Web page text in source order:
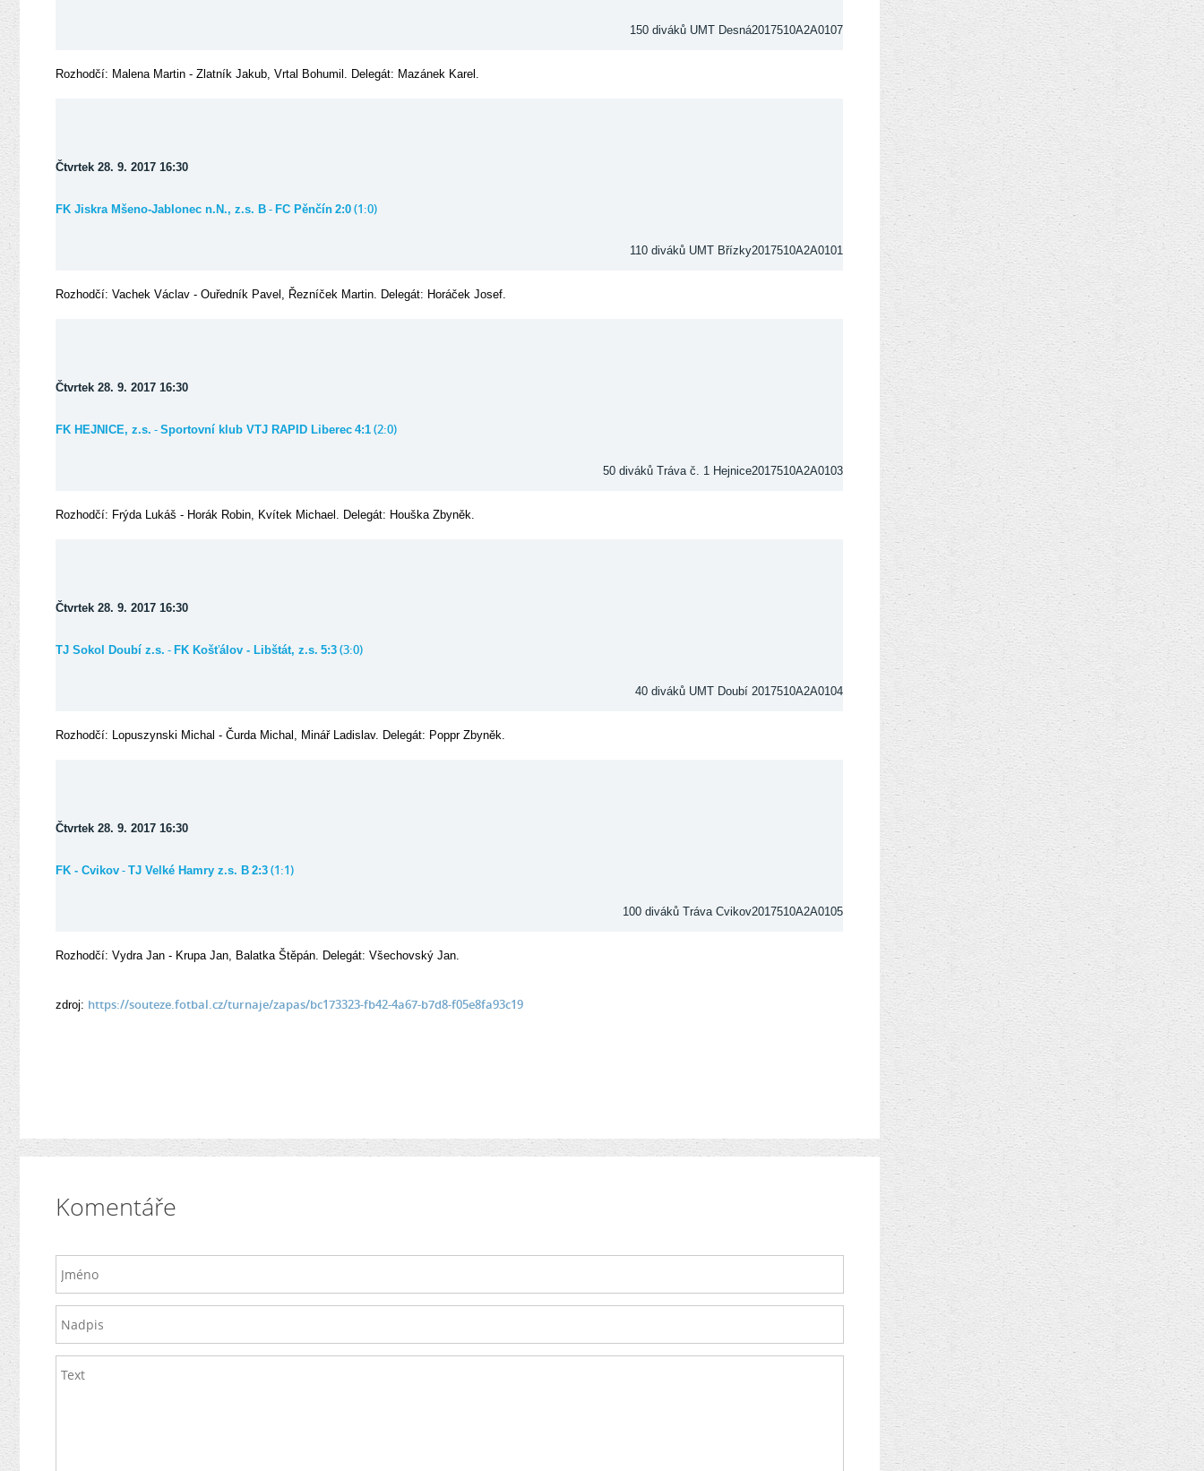
150 diváků UMT Desná2017510A2A0107
Rozhodčí: Malena Martin - Zlatník Jakub, Vrtal Bohumil. Delegát: Mazánek Karel.
Čtvrtek 28. 9. 2017 16:30
FK Jiskra Mšeno-Jablonec n.N., z.s. B - FC Pěnčín 2:0 (1:0)
110 diváků UMT Břízky2017510A2A0101
Rozhodčí: Vachek Václav - Ouředník Pavel, Řezníček Martin. Delegát: Horáček Josef.
Čtvrtek 28. 9. 2017 16:30
FK HEJNICE, z.s. - Sportovní klub VTJ RAPID Liberec 4:1 (2:0)
50 diváků Tráva č. 1 Hejnice2017510A2A0103
Rozhodčí: Frýda Lukáš - Horák Robin, Kvítek Michael. Delegát: Houška Zbyněk.
Čtvrtek 28. 9. 2017 16:30
TJ Sokol Doubí z.s. - FK Košťálov - Libštát, z.s. 5:3 (3:0)
40 diváků UMT Doubí 2017510A2A0104
Rozhodčí: Lopuszynski Michal - Čurda Michal, Minář Ladislav. Delegát: Poppr Zbyněk.
Čtvrtek 28. 9. 2017 16:30
FK - Cvikov - TJ Velké Hamry z.s. B 2:3 (1:1)
100 diváků Tráva Cvikov2017510A2A0105
Rozhodčí: Vydra Jan - Krupa Jan, Balatka Štěpán. Delegát: Všechovský Jan.
zdroj: https://souteze.fotbal.cz/turnaje/zapas/bc173323-fb42-4a67-b7d8-f05e8fa93c19
Komentáře